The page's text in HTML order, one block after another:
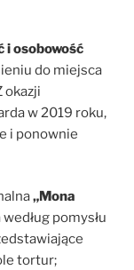
i osobowość
do miejsca
okazji
w 2019 roku,
i ponownie
„Mona
pomysłu
tortur;